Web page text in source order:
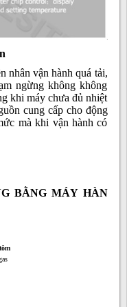
nhân vận hành quá tải,
ngừng không không
khi máy chưa đủ nhiệt
cung cấp cho động
mà khi vận hành có
BẰNG MÁY HÀN